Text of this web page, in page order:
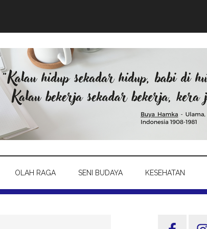
OLAH RAGA SENI BUDAYA KESEHATAN
Sidebar